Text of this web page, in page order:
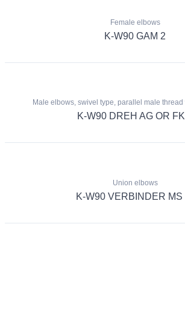
Female elbows
K-W90 GAM 2
Male elbows, swivel type, parallel male thread
K-W90 DREH AG OR
Union elbows
K-W90 VERBINDER MS